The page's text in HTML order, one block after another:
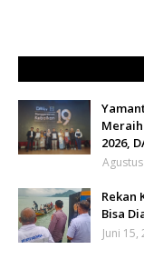
2026,
Rekan
Bisa
Juni 15,